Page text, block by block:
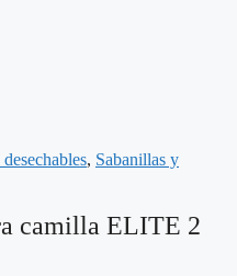
, Sabanillas y
camilla ELITE 2